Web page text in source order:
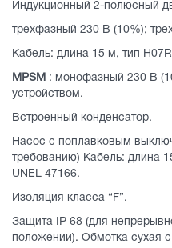
Индукционный 2-полюсный
трехфазный 230 В (10%);
Кабель: длина 15 м, тип
MPSM : монофазный 230 В
устройством.
Встроенный конденсатор.
Насос с поплавковым
требованию) Кабель: длина
UNEL 47166.
Изоляция класса “F”.
Защита IP 68 (для
положении). Обмотка сухая